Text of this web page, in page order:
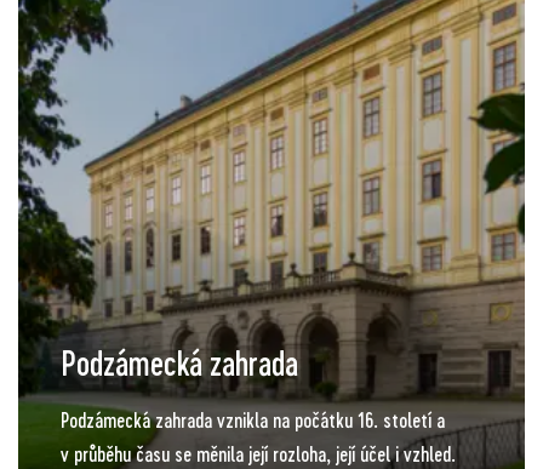
leteckých tras.
Podzámecká zahrada
Podzámecká zahrada vznikla na počátku 16. století a
v průběhu času se měnila její rozloha, její účel i vzhled.